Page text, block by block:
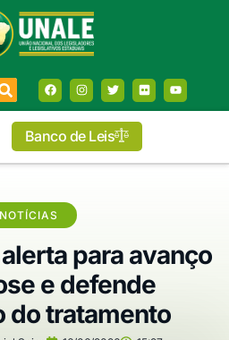
Banco de Leis
NOTÍCIAS
para avanço
e defende
do tratamento